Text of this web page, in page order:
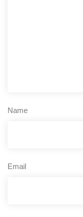
Name
Email